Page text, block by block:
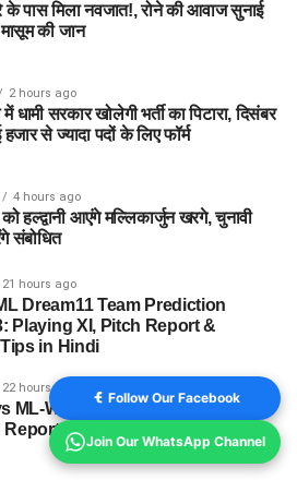
पास मिला नवजात!, रोने की आवाज सुनाई
की जान
2 hours ago
धामी सरकार खोलेगी भर्ती का पिटारा, दिसंबर
से ज्यादा पदों के लिए फॉर्म
4 hours ago
हल्द्वानी आएंगे मल्लिकार्जुन खरगे, चुनावी
संबोधित
21 hours ago
Dream11 Team Prediction
Playing XI, Pitch Report &
in Hindi
22 hours ago
ML-W Dream11 Prediction Match
Report, Playing 11 & Fantasy Tips
Follow Our Facebook
Join Our WhatsApp Channel